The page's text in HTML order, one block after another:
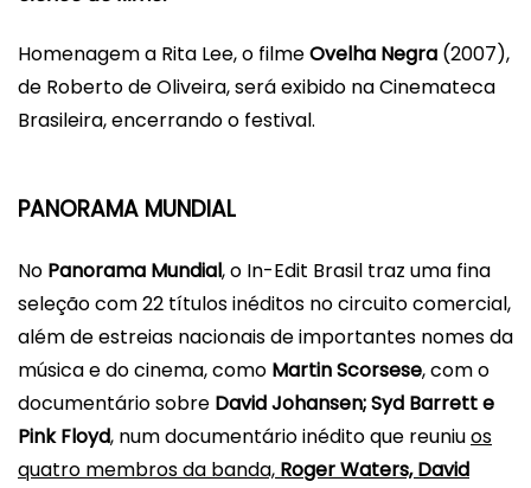
Homenagem a Rita Lee, o filmeOvelha Negra (2007),
de Roberto de Oliveira, será exibido na Cinemateca
Brasileira, encerrando o festival.
PANORAMA MUNDIAL
No Panorama Mundial, o In-Edit Brasil traz uma fina
seleção com 22 títulos inéditos no circuito comercial,
além de estreias nacionais de importantes nomes da
música e do cinema, como Martin Scorsese, com o
documentário sobre David Johansen; Syd Barrett e
Pink Floyd, num documentário inédito que reuniuos
quatro membros da banda, Roger Waters, David